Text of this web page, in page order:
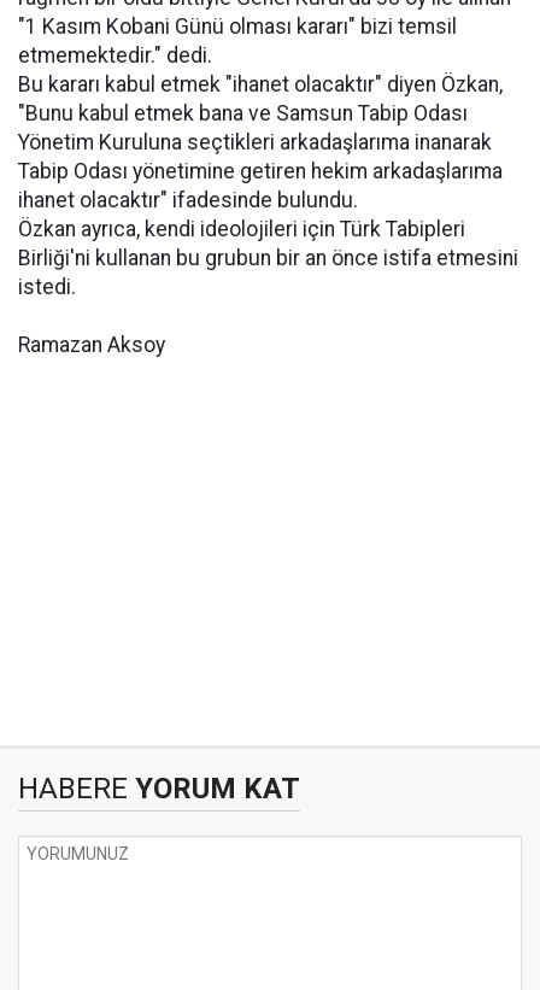
"1 Kasım Kobani Günü olması kararı" bizi temsil
etmemektedir." dedi.
Bu kararı kabul etmek "ihanet olacaktır" diyen Özkan,
"Bunu kabul etmek bana ve Samsun Tabip Odası
Yönetim Kuruluna seçtikleri arkadaşlarıma inanarak
Tabip Odası yönetimine getiren hekim arkadaşlarıma
ihanet olacaktır" ifadesinde bulundu.
Özkan ayrıca, kendi ideolojileri için Türk Tabipleri
Birliği'ni kullanan bu grubun bir an önce istifa etmesini
istedi.
Ramazan Aksoy
HABERE YORUM KAT